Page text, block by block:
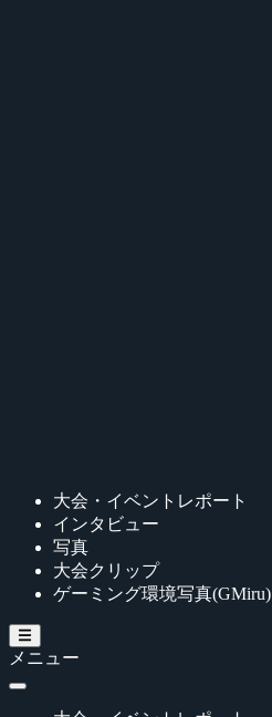
大会・イベントレポート
インタビュー
写真
大会クリップ
ゲーミング環境写真(GMiru)
メニュー